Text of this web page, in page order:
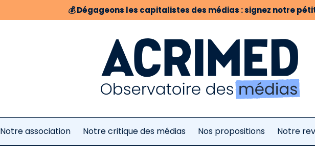
💰Dégageons les capitalistes des médias : signez notre
Notre association Notre critique des médias Nos propositions Notre